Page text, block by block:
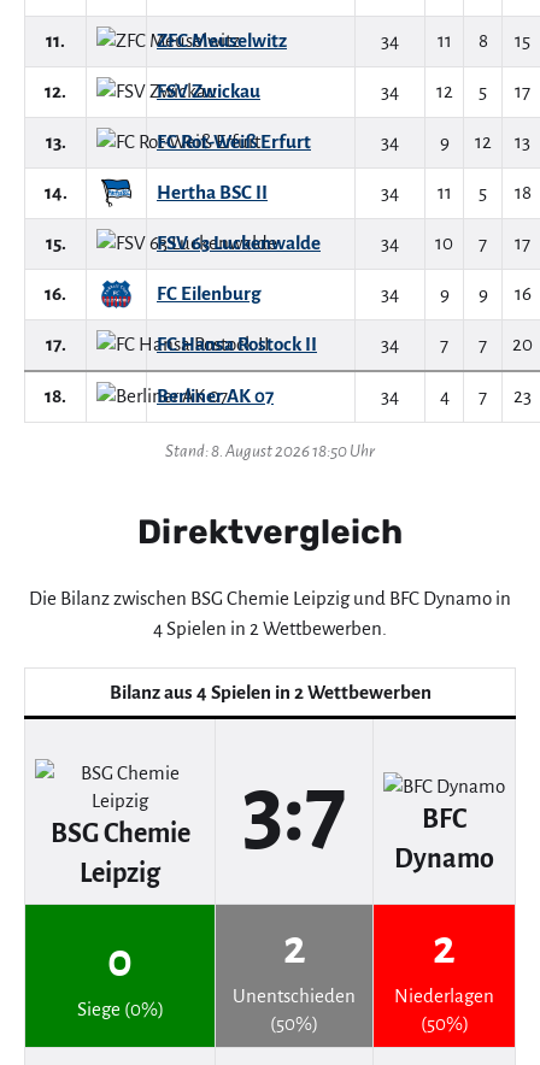
11. ZFC Meuselwitz 34 11 8 15
12. FSV Zwickau 34 12 5 17
13. FC Rot-Weiß Erfurt 34 9 12 13
14. Hertha BSC II 34 11 5 18
15. FSV 63 Luckenwalde 34 10 7 17
16. FC Eilenburg 34 9 9 16
17. FC Hansa Rostock II 34 7 7 20
18. Berliner AK 07 34 4 7 23
Stand: 8. August 2026 18:50 Uhr
Direktvergleich
Die Bilanz zwischen BSG Chemie Leipzig und BFC Dynamo in
4 Spielen in 2 Wettbewerben.
Bilanz aus 4 Spielen in 2 Wettbewerben
BSG Chemie
Leipzig
3:7
BFC
Dynamo
0
Siege (0%)
2
Unentschieden
(50%)
2
Niederlagen
(50%)